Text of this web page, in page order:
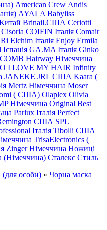
American Crew Andis
AYALA Babyliss
Brinail.США Ceriotti
Cisoria COIFIN Італія Comair
Ri Elchim Італія Enjoy Ermila
GA.MA Італія Ginko
Hairway Німеччина
I LOVE MY HAIR Infinity
JANEKE JRL США Kaara (
Mertz Німеччина Moser
( США) Olaplex Olivia
Німеччина Original Best
Parlux Італія Perfect
США SPL
Італія Tibolli США
TrisaElectronics (
Zinger Німеччина Ножиці
(Німеччина) Сталекс Стиль
(для особи) » Чорна маска